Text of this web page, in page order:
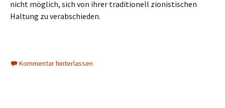
nicht möglich, sich von ihrer traditionell zionistischen
Haltung zu verabschieden.
Kommentar hinterlassen